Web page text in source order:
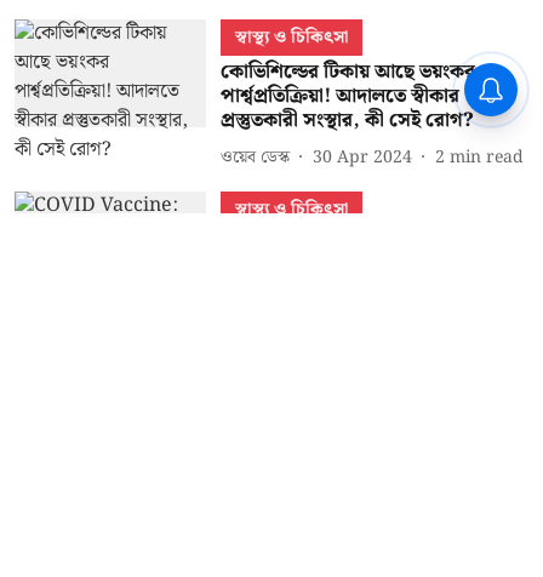
স্বাস্থ্য ও চিকিৎসা
কোভিশিল্ডের টিকায় আছে ভয়ংকর
পার্শ্বপ্রতিক্রিয়া! আদালতে স্বীকার
প্রস্তুতকারী সংস্থার, কী সেই রোগ?
ওয়েব ডেস্ক 30 Apr 2024 2 min read
স্বাস্থ্য ও চিকিৎসা